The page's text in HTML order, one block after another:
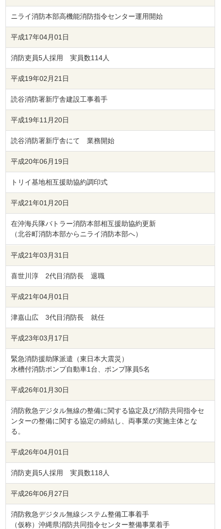
ニライ消防本部高機能消防指令センター運用開始
平成17年04月01日
消防吏員5人採用 実員数114人
平成19年02月21日
読谷消防署新庁舎建設工事着手
平成19年11月20日
読谷消防署新庁舎にて 業務開始
平成20年06月19日
トリイ基地相互援助協約調印式
平成21年01月20日
在沖海兵隊バトラー消防本部相互援助協約更新
（北谷町消防本部からニライ消防本部へ）
平成21年03月31日
喜世川淳 2代目消防長 退職
平成21年04月01日
津嘉山広 3代目消防長 就任
平成23年03月17日
緊急消防援助隊派遣（東日本大震災）
水槽付消防ポンプ自動車1台、ポンプ隊員5名
平成26年01月30日
消防救急デジタル無線の整備に関する協定及び消防共同指令セ
ンターの整備に関する協定の締結し、両事業の実施主体とな
る。
平成26年04月01日
消防吏員5人採用 実員数118人
平成26年06月27日
消防救急デジタル無線システム整備工事着手
（仮称）沖縄県消防共同指令センター整備事業着手